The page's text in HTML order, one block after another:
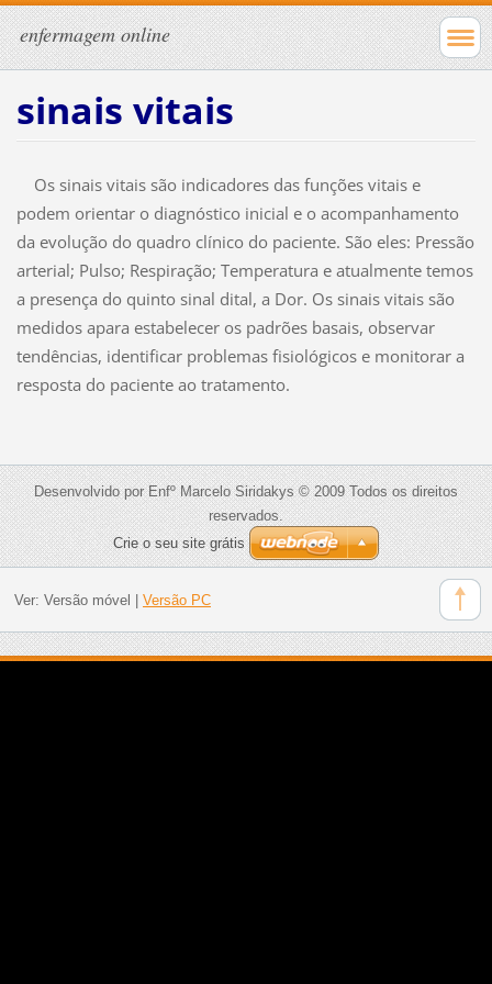
enfermagem online
sinais vitais
Os sinais vitais são indicadores das funções vitais e
podem orientar o diagnóstico inicial e o acompanhamento
da evolução do quadro clínico do paciente. São eles: Pressão
arterial; Pulso; Respiração; Temperatura e atualmente temos
a presença do quinto sinal dital, a Dor. Os sinais vitais são
medidos apara estabelecer os padrões basais, observar
tendências, identificar problemas fisiológicos e monitorar a
resposta do paciente ao tratamento.
Desenvolvido por Enfº Marcelo Siridakys © 2009 Todos os direitos
reservados.
Crie o seu site grátis
Ver: Versão móvel Versão PC